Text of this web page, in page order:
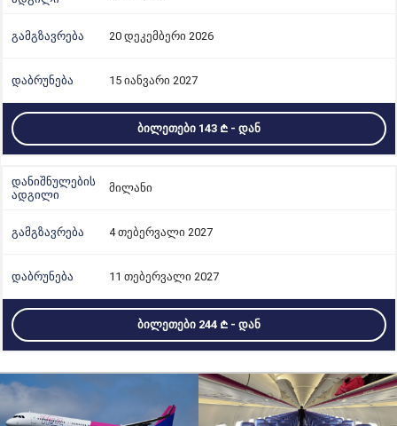
20 დეკემბერი 2026
15 იანვარი 2027
ᲑᲘᲚᲔᲗᲔᲑᲘ 143 - ᲓᲐᲜ
მილანი
4 თებერვალი 2027
11 თებერვალი 2027
ᲑᲘᲚᲔᲗᲔᲑᲘ 244 - ᲓᲐᲜ